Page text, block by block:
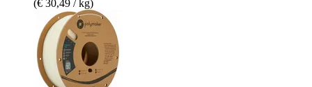
(€ 30,49 / kg)